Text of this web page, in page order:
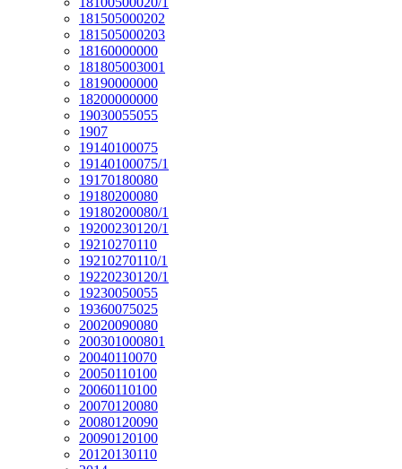
181505000202
181505000203
18160000000
181805003001
18190000000
18200000000
19030055055
1907
19140100075
19140100075/1
19170180080
19180200080
19180200080/1
19200230120/1
19210270110
19210270110/1
19220230120/1
19230050055
19360075025
20020090080
200301000801
20040110070
20050110100
20060110100
20070120080
20080120090
20090120100
20120130110